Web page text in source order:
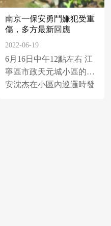
推廣為城市服務的發展帶
來新的思路和方向。
南京一保安勇鬥嫌犯受重
傷，多方最新回應
2022-06-19
​6月16日中午12點左右 江
寧區市政天元城小區的保
安沈杰在小區內巡邏時發